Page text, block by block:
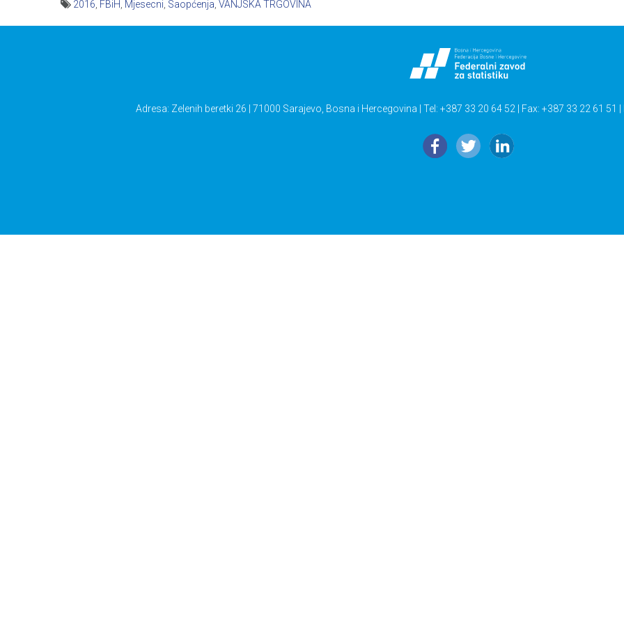
2016 FBiH Mjesecni Saopćenja VANJSKA TRGOVINA
Adresa: Zelenih beretki 26 | 71000 Sarajevo, Bosna i Hercegovina | Tel: +387 33 20 64 52 | Fax: +387 33 22 61 51 |